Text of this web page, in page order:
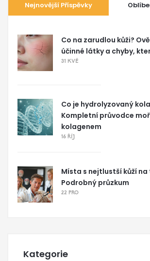
Nejnovější Příspěvky
Co na zarudlou kůži?
účinné látky a chyby,
31 KVĚ
Co je hydrolyzovaný
Kompletní průvodce
kolagenem
16 ŘÍJ
Místa s nejtlustší kůží na
Podrobný průzkum
22 PRO
Kategorie